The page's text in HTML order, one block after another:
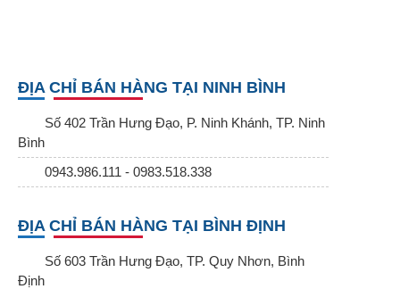
ĐỊA CHỈ BÁN HÀNG TẠI NINH BÌNH
Số 402 Trần Hưng Đạo, P. Ninh Khánh, TP. Ninh
Bình
0943.986.111 - 0983.518.338
ĐỊA CHỈ BÁN HÀNG TẠI BÌNH ĐỊNH
Số 603 Trần Hưng Đạo, TP. Quy Nhơn, Bình
Định